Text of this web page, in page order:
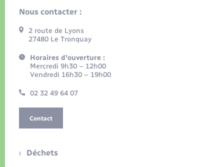
Nous contacter :
2 route de Lyons
27480 Le Tronquay
Horaires d'ouverture :
Mercredi 9h30 – 12h00
Vendredi 16h30 – 19h00
02 32 49 64 07
Contact
Déchets